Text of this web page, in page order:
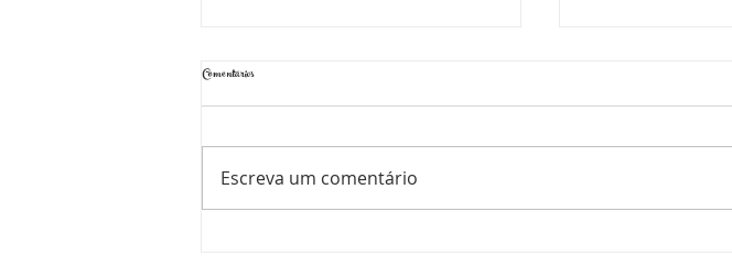
Comentários
Escreva um comentário